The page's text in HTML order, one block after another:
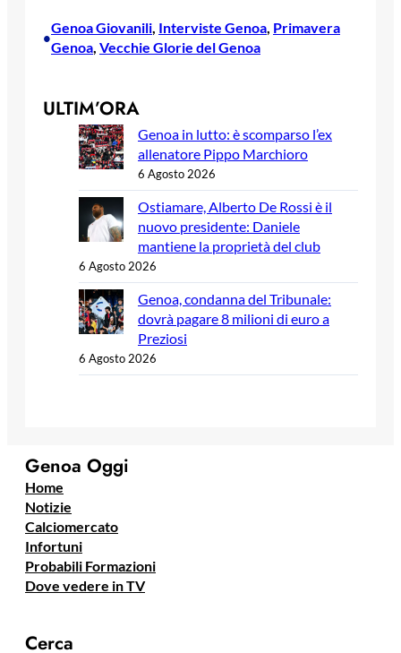
•
Genoa Giovanili, Interviste Genoa, Primavera
Genoa, Vecchie Glorie del Genoa
ULTIM’ORA
Genoa in lutto: è scomparso l’ex
allenatore Pippo Marchioro
6 Agosto 2026
Ostiamare, Alberto De Rossi è il
nuovo presidente: Daniele
mantiene la proprietà del club
6 Agosto 2026
Genoa, condanna del Tribunale:
dovrà pagare 8 milioni di euro a
Preziosi
6 Agosto 2026
Genoa Oggi
Home
Notizie
Calciomercato
Infortuni
Probabili Formazioni
Dove vedere in TV
Cerca